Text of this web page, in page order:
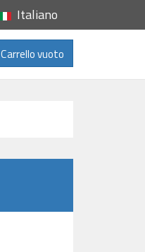
Italiano
Carrello vuoto